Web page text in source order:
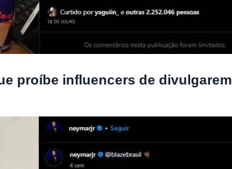
proíbe influencers de divulgarem